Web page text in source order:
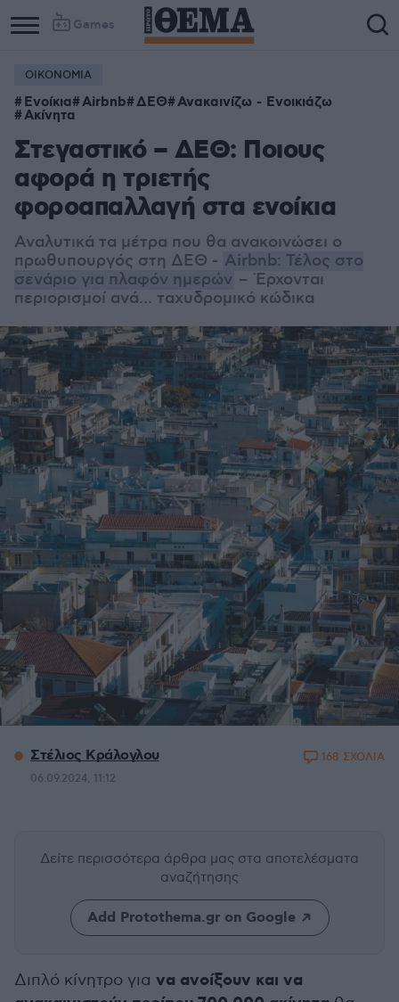
Games
ΟΙΚΟΝΟΜΙΑ
Ενοίκια Airbnb ΔΕΘ Ανακαινίζω - Ενοικιάζω
Ακίνητα
Στεγαστικό – ΔΕΘ: Ποιους
αφορά η τριετής
φοροαπαλλαγή στα ενοίκια
Αναλυτικά τα μέτρα που θα ανακοινώσει ο
πρωθυπουργός στη ΔΕΘ - Airbnb: Τέλος στο
σενάριο για πλαφόν ημερών – Έρχονται
περιορισμοί ανά… ταχυδρομικό κώδικα
Στέλιος Κράλογλου
06.09.2024, 11:12
168 ΣΧΟΛΙΑ
Δείτε περισσότερα άρθρα μας στα αποτελέσματα
αναζήτησης
Add Protothema.gr on Google
Διπλό κίνητρο για να ανοίξουν και να